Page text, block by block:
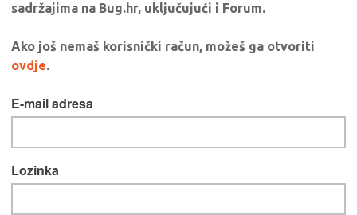
sadržajima na Bug.hr, uključujući i Forum.
Ako još nemaš korisnički račun, možeš ga otvoriti
ovdje.
E-mail adresa
Lozinka